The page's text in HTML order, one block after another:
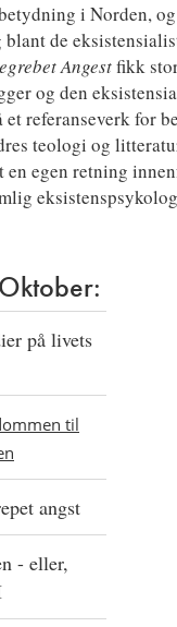
i Norden,
de
Angestfikk
og den
et referanseverk for
teologi og
en egen retning
på livets
til
angst
- eller,